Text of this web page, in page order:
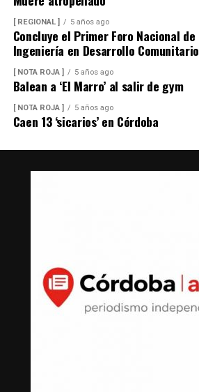
[ REGIONAL ] 5 años ago
Concluye el Primer Foro Nacional de
Ingeniería en Desarrollo Comunitario
[ NOTA ROJA ] 5 años ago
Balean a ‘El Marro’ al salir de gym
[ NOTA ROJA ] 5 años ago
Caen 13 ‘sicarios’ en Córdoba